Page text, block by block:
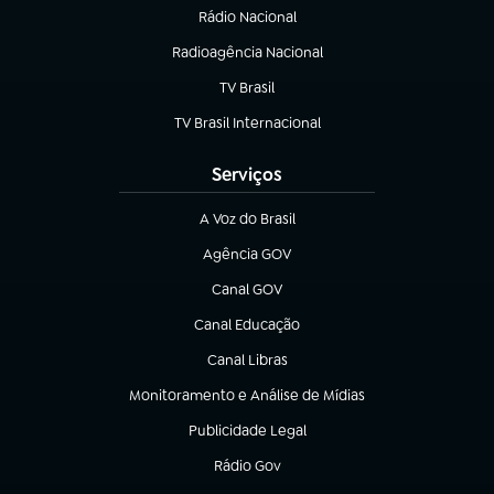
Rádio Nacional
Radioagência Nacional
(abre em nova aba)
TV Brasil
(abre em nova aba)
TV Brasil Internacional
(abre em nova aba)
Serviços
A Voz do Brasil
(abre em nova aba)
Agência GOV
(abre em nova aba)
Canal GOV
(abre em nova aba)
Canal Educação
(abre em nova aba)
Canal Libras
(abre em nova aba)
Monitoramento e Análise de Mídias
(abre em nova aba)
Publicidade Legal
(abre em nova aba)
Rádio Gov
(abre em nova aba)